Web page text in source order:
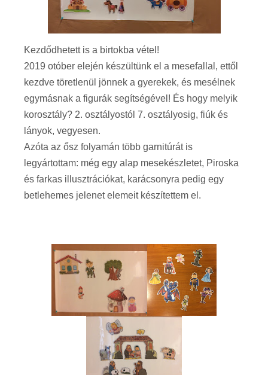
Kezdődhetett is a birtokba vétel!
2019 otóber elején készültünk el a mesefallal, ettől
kezdve töretlenül jönnek a gyerekek, és mesélnek
egymásnak a figurák segítségével! És hogy melyik
korosztály? 2. osztályostól 7. osztályosig, fiúk és
lányok, vegyesen.
Azóta az ősz folyamán több garnitúrát is
legyártottam: még egy alap mesekészletet, Piroska
és farkas illusztrációkat, karácsonyra pedig egy
betlehemes jelenet elemeit készítettem el.